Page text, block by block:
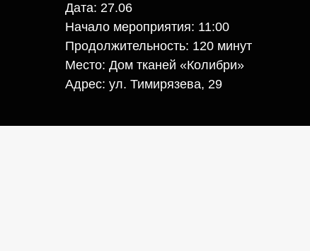
Дата: 27.06
Начало мероприятия: 11:00
Продолжительность: 120 минут
Место: Дом тканей «Колибри»
Адрес: ​ул. Тимирязева, 29